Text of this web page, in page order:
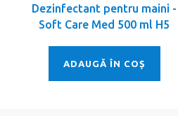
Dezinfectant pentru maini -
Soft Care Med 500 ml H5
ADAUGĂ ÎN COȘ